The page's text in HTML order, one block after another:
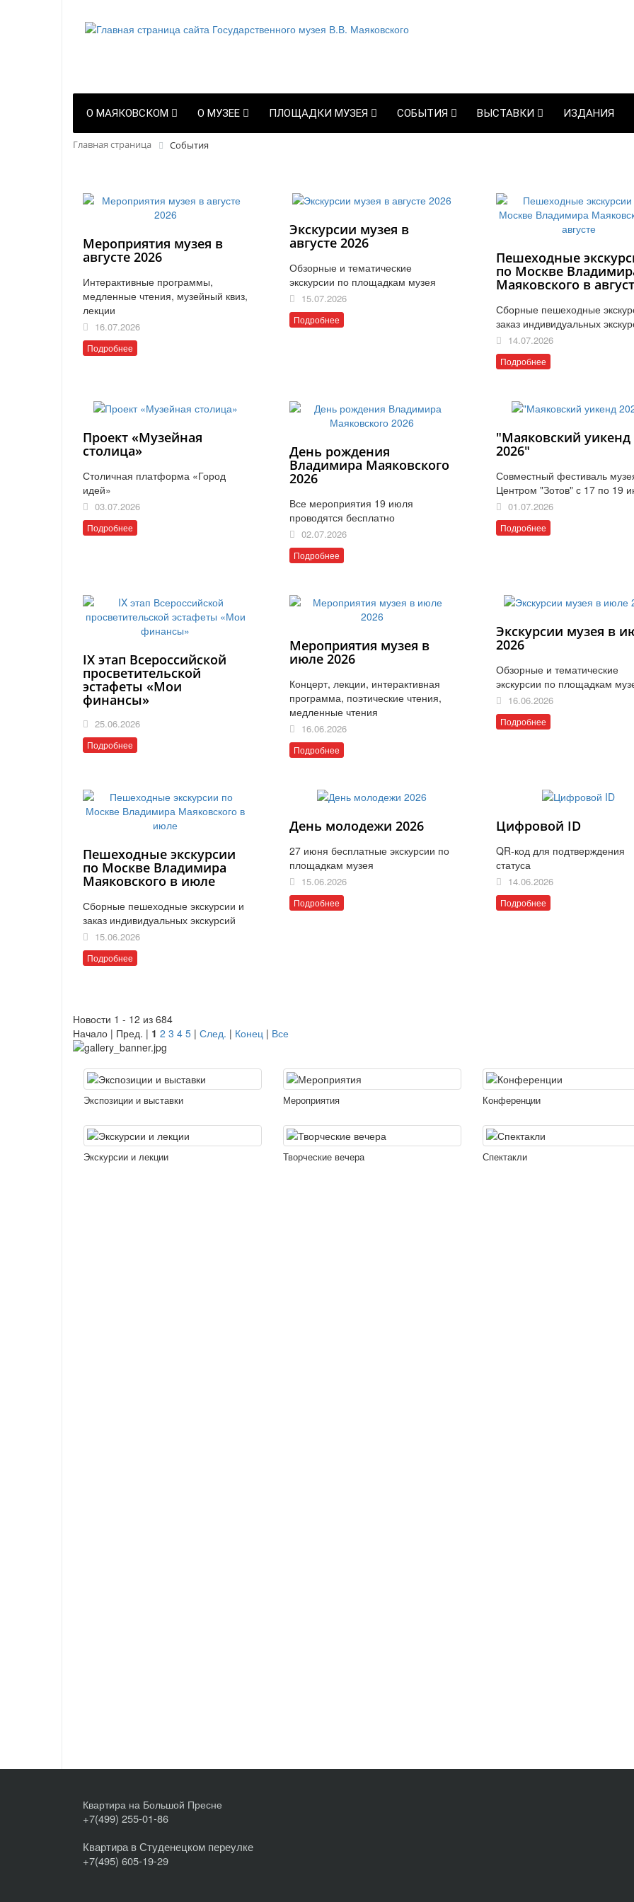
О МАЯКОВСКОМ О МУЗЕЕ ПЛОЩАДКИ МУЗЕЯ СОБЫТИЯ ВЫСТАВКИ ИЗДАНИЯ
Главная страница События
Мероприятия музея в
августе 2026
Интерактивные программы,
медленные чтения, музейный квиз,
лекции
16.07.2026
Подробнее
Экскурсии музея в
августе 2026
Обзорные и тематические
экскурсии по площадкам музея
15.07.2026
Подробнее
Пешеходные
по Москве
Маяковского в
Сборные пешеходные
заказ индивидуальных
14.07.2026
Подробнее
Проект «Музейная
столица»
Столичная платформа «Город
идей»
03.07.2026
Подробнее
День рождения
Владимира Маяковского
2026
Все мероприятия 19 июля
проводятся бесплатно
02.07.2026
Подробнее
"Маяковский уикенд
2026"
Совместный фестиваль
Центром "Зотов" с 17 по 19
01.07.2026
Подробнее
IX этап Всероссийской
просветительской
эстафеты «Мои
финансы»
25.06.2026
Подробнее
Мероприятия музея в
июле 2026
Концерт, лекции, интерактивная
программа, поэтические чтения,
медленные чтения
16.06.2026
Подробнее
Экскурсии музея в
2026
Обзорные и тематические
экскурсии по площадкам
16.06.2026
Подробнее
Пешеходные экскурсии
по Москве Владимира
Маяковского в июле
Сборные пешеходные экскурсии и
заказ индивидуальных экскурсий
15.06.2026
Подробнее
День молодежи 2026
27 июня бесплатные экскурсии по
площадкам музея
15.06.2026
Подробнее
Цифровой ID
QR-код для подтверждения
статуса
14.06.2026
Подробнее
Новости 1 - 12 из 684
Начало | Пред. | 1 2 3 4 5 | След. | Конец | Все
Экспозиции и выставки Мероприятия Конференции
Экскурсии и лекции Творческие вечера Спектакли
Квартира на Большой Пресне
+7(499) 255-01-86
Квартира в Студенецком переулке
+7(495) 605-19-29